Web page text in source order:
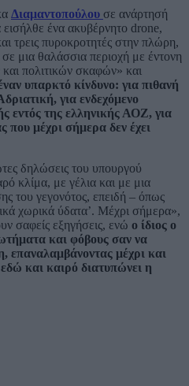
Διαμαντοπούλου σε ανάρτησή
εισήλθε ένα ακυβέρνητο drone,
τρεις πυροκροτητές στην πλώρη,
μια θαλάσσια περιοχή με έντονη
πολιτικών σκαφών» και
υπαρκτό κίνδυνο: για πιθανή
για ενδεχόμενο
εντός της ελληνικής ΑΟΖ, για
μέχρι σήμερα δεν έχει
δηλώσεις του υπουργού
κλίμα, με γέλια και με μια
του γεγονότος, επειδή – όπως
χωρικά ύδατα’. Μέχρι σήμερα»,
σαφείς εξηγήσεις, ενώ ο ίδιος ο
και φόβους σαν να
επαναλαμβάνοντας μέχρι και
και καιρό διατυπώνει η